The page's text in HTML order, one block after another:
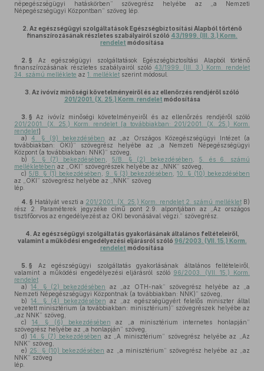
népegészségügyi hatáskörben” szövegrész helyébe az „a Nemzeti
Népegészségügyi Központban” szöveg lép.
2. Az egészségügyi szolgáltatások Egészségbiztosítási Alapból történő
finanszírozásának részletes szabályairól szóló 43/1999. (III. 3.) Korm.
rendelet módosítása
2. § Az egészségügyi szolgáltatások Egészségbiztosítási Alapból történő
finanszírozásának részletes szabályairól szóló 43/1999. (III. 3.) Korm. rendelet
34. számú melléklete az 1. melléklet szerint módosul.
3. Az ivóvíz minőségi követelményeiről és az ellenőrzés rendjéről szóló
201/2001. (X. 25.) Korm. rendelet módosítása
3. § Az ivóvíz minőségi követelményeiről és az ellenőrzés rendjéről szóló
201/2001. (X. 25.) Korm. rendelet [a továbbiakban: 201/2001. (X. 25.) Korm.
rendelet]
a)
4. § (9) bekezdésében az „az Országos Közegészségügyi Intézet (a
továbbiakban: OKI)” szövegrész helyébe az „a Nemzeti Népegészségügyi
Központ (a továbbiakban: NNK)” szöveg,
b)
5. § (7) bekezdésében 5/B. § (2) bekezdésében
5. és 6. számú
mellékletében az „OKI” szövegrészek helyébe az „NNK” szöveg,
c) 5/B. § (1) bekezdésében 9. § (3) bekezdésében ,10. § (10) bekezdésében
az „OKI” szövegrész helyébe az „NNK” szöveg
lép.
4. § Hatályát veszti a 201/2001. (X. 25.) Korm. rendelet 2. számú mellékletB)
rész 2. Paraméterek jegyzéke című pont 2.9. alpontjában az „Az országos
tisztifőorvos az engedélyezést az OKI bevonásával végzi.” szövegrész.
4. Az egészségügyi szolgáltatás gyakorlásának általános feltételeiről,
valamint a működési engedélyezési eljárásról szóló 96/2003. (VII. 15.) Korm.
rendelet módosítása
5. § Az egészségügyi szolgáltatás gyakorlásának általános feltételeiről,
valamint a működési engedélyezési eljárásról szóló 96/2003. (VII. 15.) Korm.
rendelet
a)
14. § (2) bekezdésében
az „az OTH-nak” szövegrész helyébe az „a
Nemzeti Népegészségügyi Központnak (a továbbiakban: NNK)” szöveg,
b)
14. § (4) bekezdésében az „az egészségügyért felelős miniszter által
vezetett minisztérium (a továbbiakban: minisztérium)” szövegrészek helyébe az
„az NNK” szöveg,
c)
14. § (6) bekezdésében az „a minisztérium internetes honlapján”
szövegrész helyébe az „a honlapján” szöveg,
d) 14. § (7) bekezdésében az „A minisztérium” szövegrész helyébe az „Az
NNK” szöveg,
e) 25. § (10) bekezdésében az „a minisztérium” szövegrész helyébe az „az
NNK” szöveg
lép.